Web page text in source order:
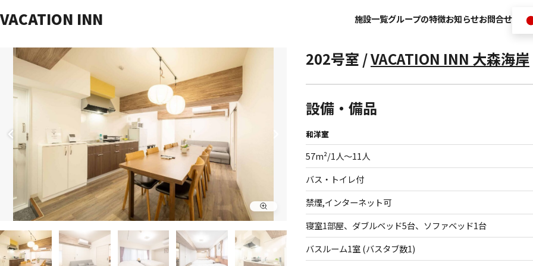
VACATION INN 施設一覧グループの特徴お知らせお問合せ
202号室 /VACATION INN 大森海岸
設備・備品
和洋室
57m²/1人〜11人
バス・トイレ付
禁煙,インターネット可
寝室1部屋、ダブルベッド5台、ソファベッド1台
バスルーム1室 (バスタブ数1)